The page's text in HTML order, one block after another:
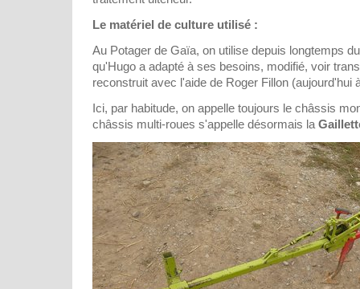
Le matériel de culture utilisé :
Au Potager de Gaïa, on utilise depuis longtemps
qu'Hugo a adapté à ses besoins, modifié, voir
reconstruit avec l'aide de Roger Fillon (aujourd'hui
Ici, par habitude, on appelle toujours le châssis
châssis multi-roues s'appelle désormais la